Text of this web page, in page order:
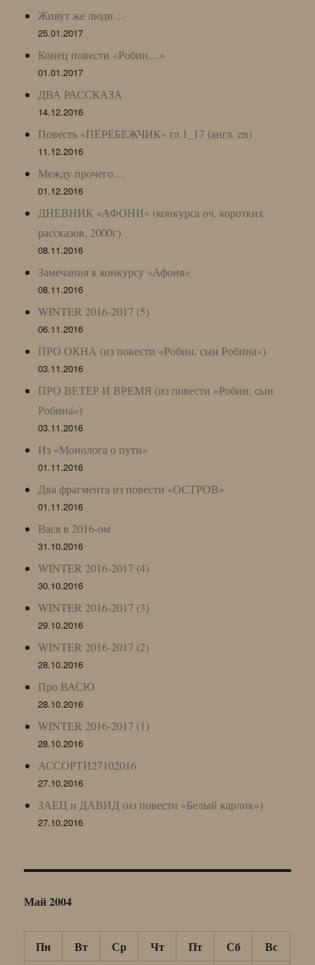
Живут же люди…
25.01.2017
Конец повести «Робин…»
01.01.2017
ДВА РАССКАЗА
14.12.2016
Повесть «ПЕРЕБЕЖЧИК» гл.1_17 (англ. en)
11.12.2016
Между прочего…
01.12.2016
ДНЕВНИК «АФОНИ» (конкурса оч. коротких
рассказов, 2000г)
08.11.2016
Замечания к конкурсу «Афоня»
08.11.2016
WINTER 2016-2017 (5)
06.11.2016
ПРО ОКНА (из повести «Робин, сын Робина»)
03.11.2016
ПРО ВЕТЕР И ВРЕМЯ (из повести «Робин, сын
Робина»)
03.11.2016
Из «Монолога о пути»
01.11.2016
Два фрагмента из повести «ОСТРОВ»
01.11.2016
Вася в 2016-ом
31.10.2016
WINTER 2016-2017 (4)
30.10.2016
WINTER 2016-2017 (3)
29.10.2016
WINTER 2016-2017 (2)
28.10.2016
Про ВАСЮ
28.10.2016
WINTER 2016-2017 (1)
28.10.2016
АССОРТИ27102016
27.10.2016
ЗАЕЦ и ДАВИД (из повести «Белый карлик»)
27.10.2016
Май 2004
Пн Вт Ср Чт Пт Сб Вс